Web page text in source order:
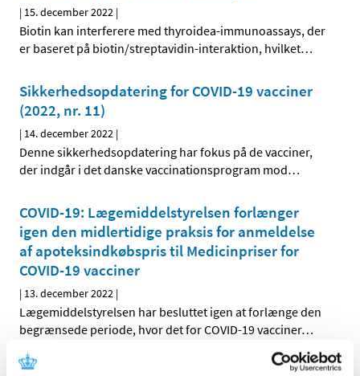
| 15. december 2022 |
Biotin kan interferere med thyroidea-immunoassays, der
er baseret på biotin/streptavidin-interaktion, hvilket…
Sikkerhedsopdatering for COVID-19 vacciner
(2022, nr. 11)
| 14. december 2022 |
Denne sikkerhedsopdatering har fokus på de vacciner,
der indgår i det danske vaccinationsprogram mod…
COVID-19: Lægemiddelstyrelsen forlænger
igen den midlertidige praksis for anmeldelse
af apoteksindkøbspris til Medicinpriser for
COVID-19 vacciner
| 13. december 2022 |
Lægemiddelstyrelsen har besluttet igen at forlænge den
begrænsede periode, hvor det for COVID-19 vacciner…